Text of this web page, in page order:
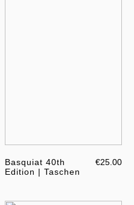
Basquiat 40th
Edition | Taschen
€25.00